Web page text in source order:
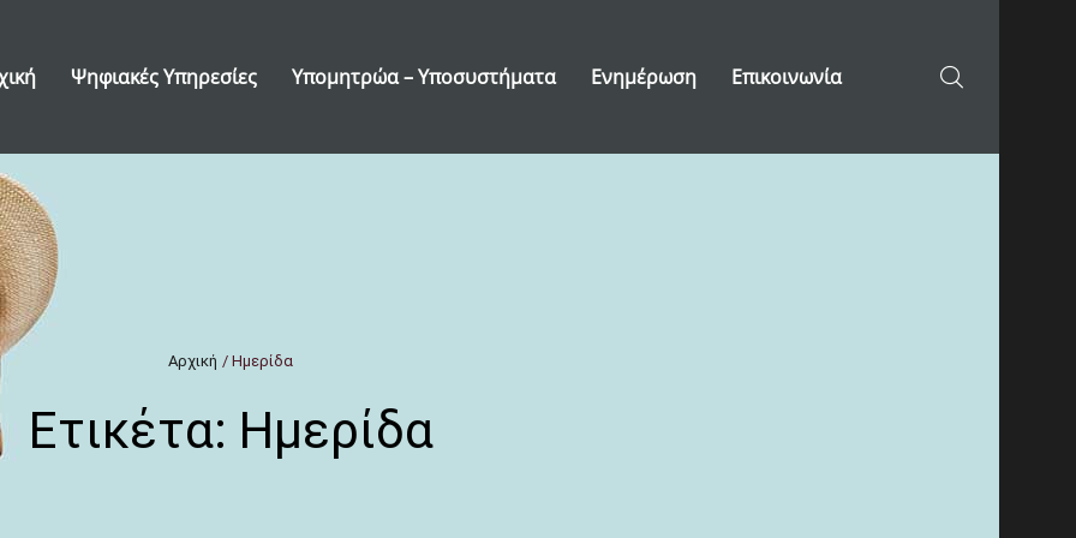
Ψηφιακές Υπηρεσίες Υπομητρώα – Υποσυστήματα Ενημέρωση Επικοινωνία
Αρχική / Ημερίδα
Ετικέτα: Ημερίδα